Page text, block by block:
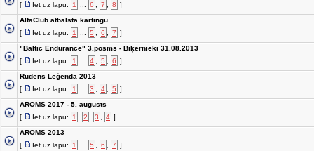
[
Iet uz lapu: 1 6 7 8 ]
AlfaClub atbalsta kartingu
[
Iet uz lapu: 1 5 6 7 ]
"Baltic Endurance" 3.posms - Biķernieki 31.08.2013
[
Iet uz lapu: 1 4 5 6 ]
Rudens Leģenda 2013
[
Iet uz lapu: 1 3 4 5 ]
AROMS 2017 - 5. augusts
[
Iet uz lapu: 1 2 3 4 ]
AROMS 2013
[
Iet uz lapu: 1 5 6 7 ]